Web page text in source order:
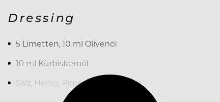
Dressing
5 Limetten, 10 ml Olivenöl
10 ml Kürbiskernöl
Salz, Honig, Piment d´Espelette